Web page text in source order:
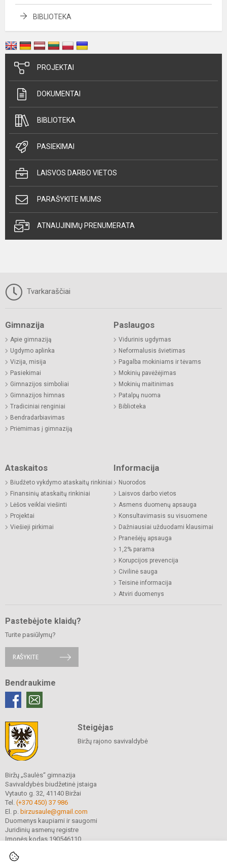
BIBLIOTEKA
PROJEKTAI
DOKUMENTAI
BIBLIOTEKA
PASIEKIMAI
LAISVOS DARBO VIETOS
PARAŠYKITE MUMS
ATNAUJINIMŲ PRENUMERATA
Tvarkaraščiai
Gimnazija
Apie gimnaziją
Ugdymo aplinka
Vizija, misija
Pasiekimai
Gimnazijos simboliai
Gimnazijos himnas
Tradiciniai renginiai
Bendradarbiavimas
Priėmimas į gimnaziją
Paslaugos
Vidurinis ugdymas
Neformalusis švietimas
Pagalba mokiniams ir tėvams
Mokinių pavėžėjimas
Mokinių maitinimas
Patalpų nuoma
Biblioteka
Ataskaitos
Biudžeto vykdymo ataskaitų rinkiniai
Finansinių ataskaitų rinkiniai
Lėšos veiklai viešinti
Projektai
Viešieji pirkimai
Informacija
Nuorodos
Laisvos darbo vietos
Asmens duomenų apsauga
Konsultavimasis su visuomene
Dažniausiai užduodami klausimai
Pranešėjų apsauga
1,2% parama
Korupcijos prevencija
Civilinė sauga
Teisinė informacija
Atviri duomenys
Pastebėjote klaidų?
Turite pasiūlymų?
RAŠYKITE
Bendraukime
Steigėjas
Biržų rajono savivaldybė
Biržų „Saulės“ gimnazija
Savivaldybės biudžetinė įstaiga
Vytauto g. 32, 41140 Biržai
Tel. (+370 450) 37 986
El. p. birzusaule@gmail.com
Duomenys kaupiami ir saugomi
Juridinių asmenų registre
Įmonės kodas 190546110